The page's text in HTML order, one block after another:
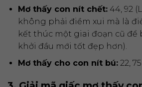
Mơ thấy con nít chết:44, 92
không phải điềm xui mà là
kết thúc một giai đoạn cũ để
khởi đầu mới tốt đẹp hơn).
Mơ thấy cho con nít bú:22, 75